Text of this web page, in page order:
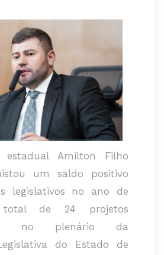
estadual Amilton Filho
um saldo positivo
legislativos no ano de
de 24 projetos
no plenário da
do Estado de